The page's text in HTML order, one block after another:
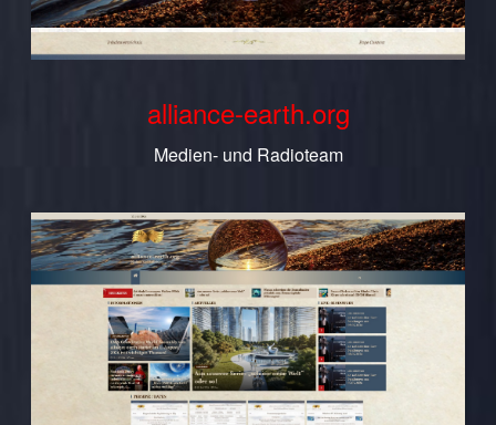
alliance-earth.org
Medien- und Radioteam